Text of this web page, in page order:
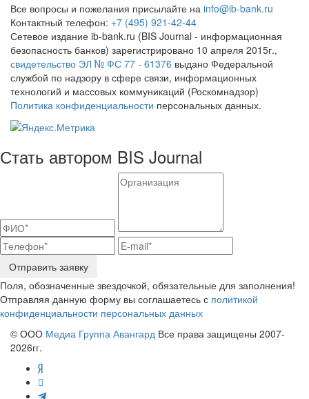
Все вопросы и пожелания присылайте на info@ib-bank.ru
Контактный телефон: +7 (495) 921-42-44
Сетевое издание ib-bank.ru (BIS Journal - информационная
безопасность банков) зарегистрировано 10 апреля 2015г.,
свидетельство ЭЛ № ФС 77 - 61376 выдано Федеральной
службой по надзору в сфере связи, информационных
технологий и массовых коммуникаций (Роскомнадзор)
Политика конфиденциальности персональных данных.
Стать автором BIS Journal
Отправить заявку
Поля, обозначенные звездочкой, обязательные для заполнения!
Отправляя данную форму вы соглашаетесь с политикой
конфиденциальности персональных данных
© ООО Медиа Группа Авангард Все права защищены 2007-
2026гг.